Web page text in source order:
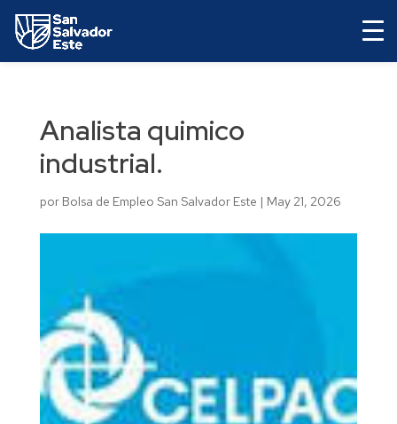
Analista quimico
industrial.
por Bolsa de Empleo San Salvador Este | May 21, 2026